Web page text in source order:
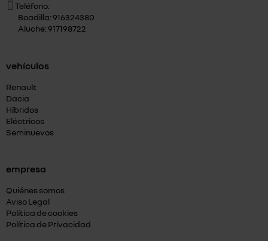
Teléfono:
Boadilla: 916324380
Aluche: 917198722
vehículos
Renault
Dacia
Híbridos
Eléctricos
Seminuevos
empresa
Quiénes somos
Aviso Legal
Política de cookies
Política de Privacidad